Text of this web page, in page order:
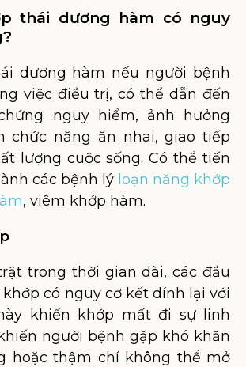
thái dương hàm có nguy
dương hàm nếu người bệnh
việc điều trị, có thể dẫn đến
nguy hiểm, ảnh hưởng
chức năng ăn nhai, giao tiếp
lượng cuộc sống. Có thể tiến
các bệnh lý loạn năng khớp
, viêm khớp hàm.
trong thời gian dài, các đầu
có nguy cơ kết dính lại với
khiến khớp mất đi sự linh
người bệnh gặp khó khăn
hoặc thậm chí không thể mở